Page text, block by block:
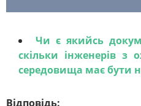
Чи є якийсь
скільки інженерів з
середовища має бути
Відповідь: